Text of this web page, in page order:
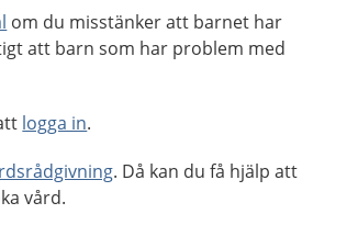
om du misstänker att barnet har
att barn som har problem med
logga in.
. Då kan du få hjälp att
vård.